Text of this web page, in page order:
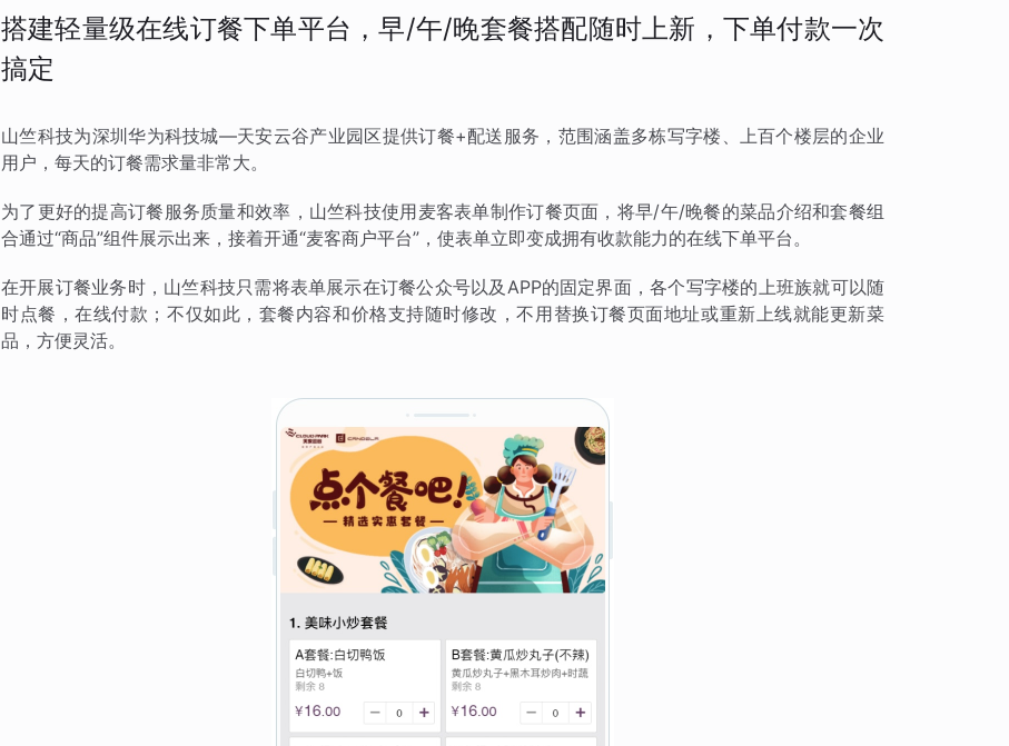
搭建轻量级在线订餐下单平台，早/午/晚套餐搭配随时上新，下单付款一次
搞定
山竺科技为深圳华为科技城—天安云谷产业园区提供订餐+配送服务，范围涵盖多栋写字楼、上百个楼层的企业
用户，每天的订餐需求量非常大。
为了更好的提高订餐服务质量和效率，山竺科技使用麦客表单制作订餐页面，将早/午/晚餐的菜品介绍和套餐组
合通过“商品”组件展示出来，接着开通“麦客商户平台”，使表单立即变成拥有收款能力的在线下单平台。
在开展订餐业务时，山竺科技只需将表单展示在订餐公众号以及APP的固定界面，各个写字楼的上班族就可以随
时点餐，在线付款；不仅如此，套餐内容和价格支持随时修改，不用替换订餐页面地址或重新上线就能更新菜
品，方便灵活。